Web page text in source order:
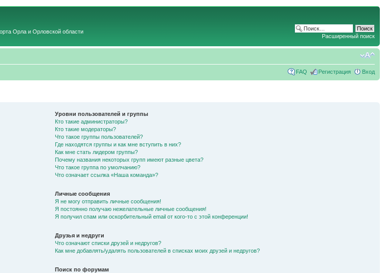
Орла и Орловской области
Расширенный поиск
FAQ Регистрация Вход
Уровни пользователей и группы
Кто такие администраторы?
Кто такие модераторы?
Что такое группы пользователей?
Где находятся группы и как мне вступить в них?
Как мне стать лидером группы?
Почему названия некоторых групп имеют разные цвета?
Что такое группа по умолчанию?
Что означает ссылка «Наша команда»?
Личные сообщения
Я не могу отправить личные сообщения!
Я постоянно получаю нежелательные личные сообщения!
Я получил спам или оскорбительный email от кого-то с этой конференции!
Друзья и недруги
Что означают списки друзей и недругов?
Как мне добавлять/удалять пользователей в списках моих друзей и недругов?
Поиск по форумам